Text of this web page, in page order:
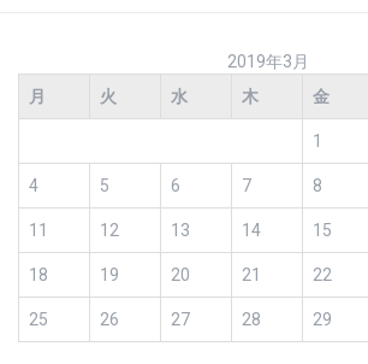
2019年3月
月
火 水 木 金
1
4 5 6 7 8
11 12 13 14 15
18 19 20 21 22
25 26 27 28 29